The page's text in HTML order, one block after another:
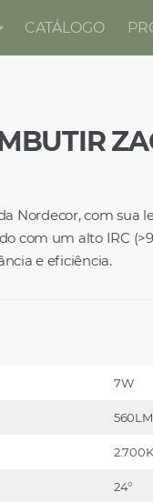
CATÁLOGO
Nordecor, com sua
com um alto IRC
e eficiência.
7W
560LM
2.700K
24°